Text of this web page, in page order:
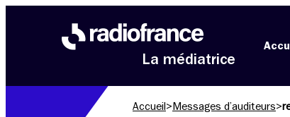
La médiatrice
Accueil > Messages d’auditeurs>